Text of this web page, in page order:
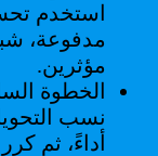
مدفوعة،
مؤثرين.
الخطوة
نسب
أداءً، ثم